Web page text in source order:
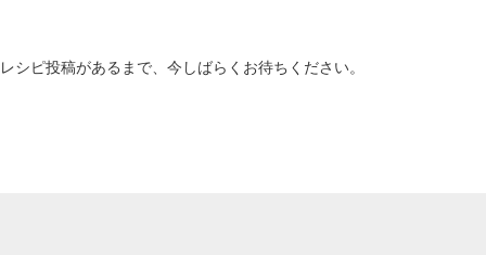
レシピ投稿があるまで、今しばらくお待ちください。